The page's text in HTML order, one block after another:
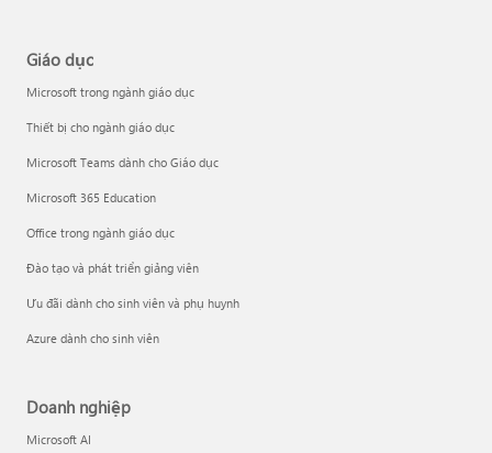
Giáo dục
Microsoft trong ngành giáo dục
Thiết bị cho ngành giáo dục
Microsoft Teams dành cho Giáo dục
Microsoft 365 Education
Office trong ngành giáo dục
Đào tạo và phát triển giảng viên
Ưu đãi dành cho sinh viên và phụ huynh
Azure dành cho sinh viên
Doanh nghiệp
Microsoft AI